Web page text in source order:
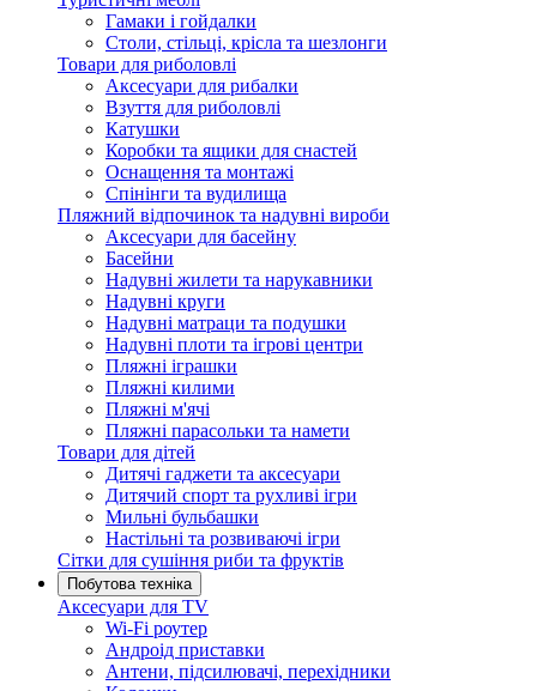
Гамаки і гойдалки
Столи, стільці, крісла та шезлонги
Товари для риболовлі
Аксесуари для рибалки
Взуття для риболовлі
Катушки
Коробки та ящики для снастей
Оснащення та монтажі
Спінінги та вудилища
Пляжний відпочинок та надувні вироби
Аксесуари для басейну
Басейни
Надувні жилети та нарукавники
Надувні круги
Надувні матраци та подушки
Надувні плоти та ігрові центри
Пляжні іграшки
Пляжні килими
Пляжні м'ячі
Пляжні парасольки та намети
Товари для дітей
Дитячі гаджети та аксесуари
Дитячий спорт та рухливі ігри
Мильні бульбашки
Настільні та розвиваючі ігри
Сітки для сушіння риби та фруктів
Побутова техніка
Аксесуари для TV
Wi-Fi роутер
Андроід приставки
Антени, підсилювачі, перехідники